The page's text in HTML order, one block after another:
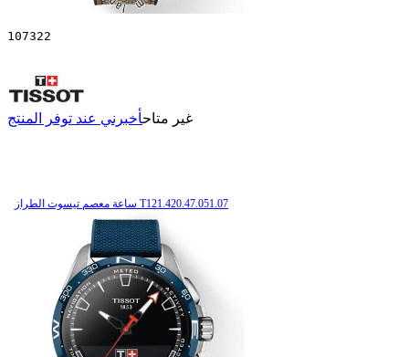
107322
غير متاحأخبرني عند توفر المنتج
ساعة معصم تیسوت الطراز T121.420.47.051.07